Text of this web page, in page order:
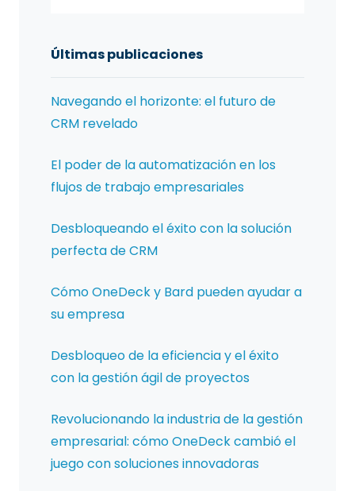
Últimas publicaciones
Navegando el horizonte: el futuro de
CRM revelado
El poder de la automatización en los
flujos de trabajo empresariales
Desbloqueando el éxito con la solución
perfecta de CRM
Cómo OneDeck y Bard pueden ayudar a
su empresa
Desbloqueo de la eficiencia y el éxito
con la gestión ágil de proyectos
Revolucionando la industria de la gestión
empresarial: cómo OneDeck cambió el
juego con soluciones innovadoras